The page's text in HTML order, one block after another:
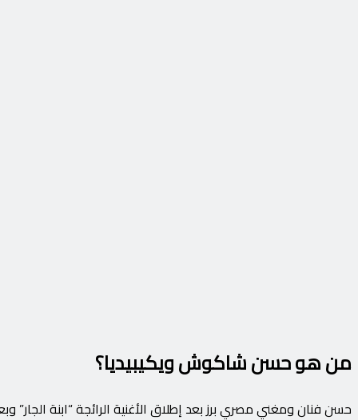
من هو حسن شاكوش ويكيبيديا؟